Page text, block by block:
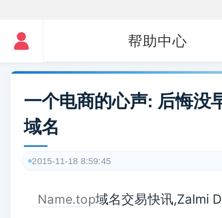
帮助中心
一个电商的心声: 后悔没
域名
2015-11-18 8:59:45
Name.top域名交易快讯,Zalmi